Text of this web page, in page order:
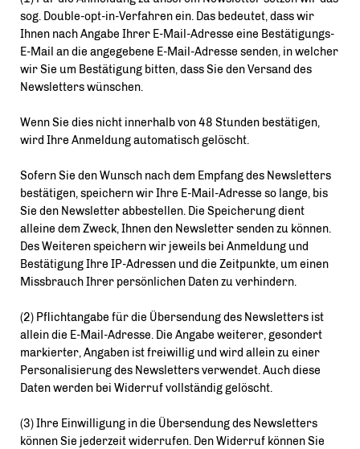
sog. Double-opt-in-Verfahren ein. Das bedeutet, dass wir
Ihnen nach Angabe Ihrer E-Mail-Adresse eine Bestätigungs-
E-Mail an die angegebene E-Mail-Adresse senden, in welcher
wir Sie um Bestätigung bitten, dass Sie den Versand des
Newsletters wünschen.
Wenn Sie dies nicht innerhalb von 48 Stunden bestätigen,
wird Ihre Anmeldung automatisch gelöscht.
Sofern Sie den Wunsch nach dem Empfang des Newsletters
bestätigen, speichern wir Ihre E-Mail-Adresse so lange, bis
Sie den Newsletter abbestellen. Die Speicherung dient
alleine dem Zweck, Ihnen den Newsletter senden zu können.
Des Weiteren speichern wir jeweils bei Anmeldung und
Bestätigung Ihre IP-Adressen und die Zeitpunkte, um einen
Missbrauch Ihrer persönlichen Daten zu verhindern.
(2) Pflichtangabe für die Übersendung des Newsletters ist
allein die E-Mail-Adresse. Die Angabe weiterer, gesondert
markierter, Angaben ist freiwillig und wird allein zu einer
Personalisierung des Newsletters verwendet. Auch diese
Daten werden bei Widerruf vollständig gelöscht.
(3) Ihre Einwilligung in die Übersendung des Newsletters
können Sie jederzeit widerrufen. Den Widerruf können Sie